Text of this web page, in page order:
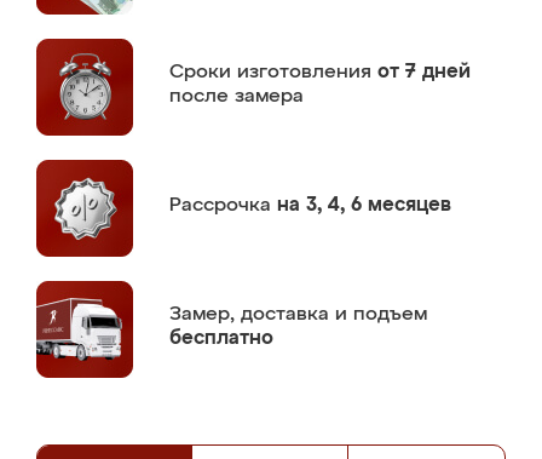
Сроки изготовления от 7 дней
после замера
Рассрочка на 3, 4, 6 месяцев
Замер, доставка и подъем
бесплатно